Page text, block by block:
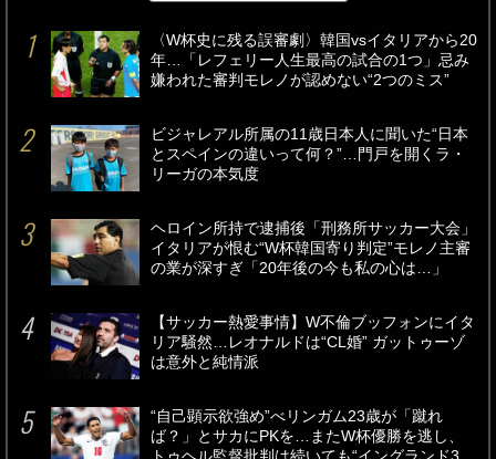
〈W杯史に残る誤審劇〉韓国vsイタリアから20
年…「レフェリー人生最高の試合の1つ」忌み
嫌われた審判モレノが認めない“2つのミス”
ビジャレアル所属の11歳日本人に聞いた“日本
とスペインの違いって何？”…門戸を開くラ・
リーガの本気度
ヘロイン所持で逮捕後「刑務所サッカー大会」
イタリアが恨む“W杯韓国寄り判定”モレノ主審
の業が深すぎ「20年後の今も私の心は…」
【サッカー熱愛事情】W不倫ブッフォンにイタ
リア騒然…レオナルドは“CL婚” ガットゥーゾ
は意外と純情派
“自己顕示欲強め”べリンガム23歳が「蹴れ
ば？」とサカにPKを…またW杯優勝を逃し、